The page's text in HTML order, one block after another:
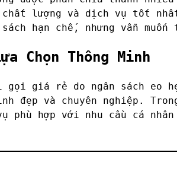
chất lượng và dịch vụ tốt
hạn chế, nhưng vẫn muốn
Chọn Thông Minh
gọi giá rẻ do ngân sách eo
đẹp và chuyên nghiệp.
phù hợp với nhu cầu cá